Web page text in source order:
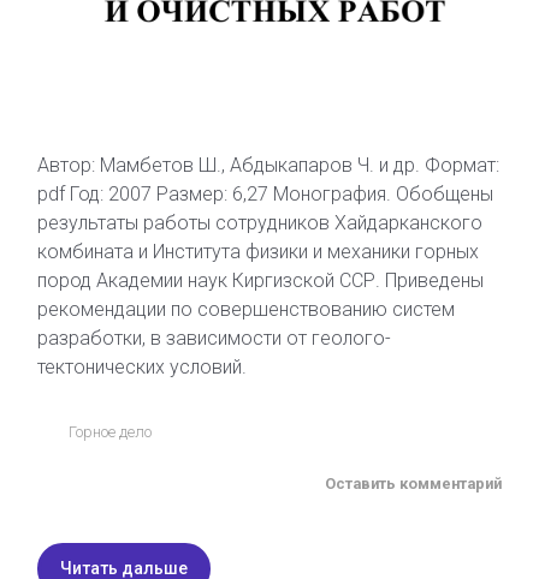
Автор: Мамбетов Ш., Абдыкапаров Ч. и др. Формат:
pdf Год: 2007 Размер: 6,27 Монография. Обобщены
результаты работы сотрудников Хайдарканского
комбината и Института физики и механики горных
пород Академии наук Киргизской ССР. Приведены
рекомендации по совершенствованию систем
разработки, в зависимости от геолого-
тектонических условий.
Горное дело
Оставить комментарий
Читать дальше